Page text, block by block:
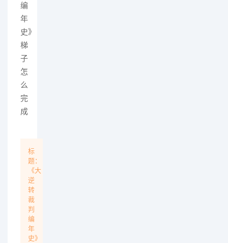
编
年
史》
梯
子
怎
么
完
成
标
题：
《大
逆
转
裁
判
编
年
史》